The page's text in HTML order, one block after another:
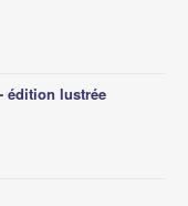
édition lustrée